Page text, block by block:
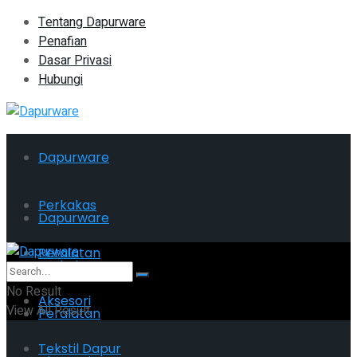
Tentang Dapurware
Penafian
Dasar Privasi
Hubungi
Dapurware
Perkakas
Peralatan
Aksesori
Tekstil Dapur
Dapurware
Perkakas
Peralatan
No Result
View All Result